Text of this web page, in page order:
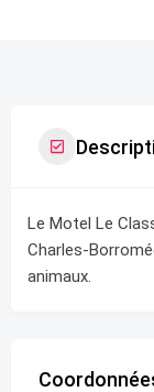
Le Motel Le
Charles-
animaux.